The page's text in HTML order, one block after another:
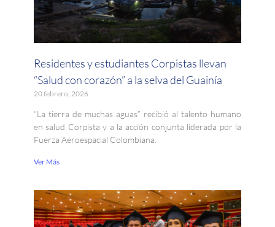
Residentes y estudiantes Corpistas llevan
“Salud con corazón” a la selva del Guainía
20 febrero, 2026
“La tierra de muchas aguas” recibió al talento humano
en salud Corpista y a la acción conjunta liderada por la
Fuerza Aeroespacial Colombiana.
Ver Más